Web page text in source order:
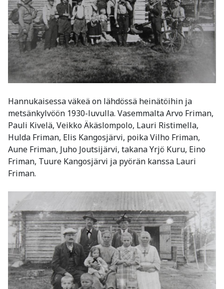
Hannukaisessa väkeä on lähdössä heinätöihin ja
metsänkylvöön 1930-luvulla. Vasemmalta Arvo Friman,
Pauli Kivelä, Veikko Äkäslompolo, Lauri Ristimella,
Hulda Friman, Elis Kangosjärvi, poika Vilho Friman,
Aune Friman, Juho Joutsijärvi, takana Yrjö Kuru, Eino
Friman, Tuure Kangosjärvi ja pyörän kanssa Lauri
Friman.